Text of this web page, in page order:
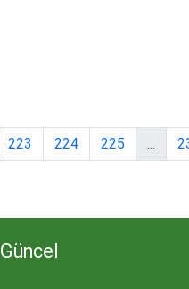
223 224 225
Güncel